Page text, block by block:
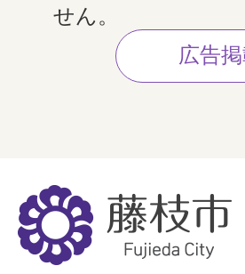
せん。
広告
藤
枝
市